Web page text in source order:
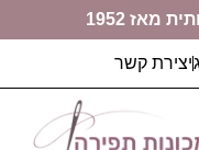
מאז 1952
יצירת קשר